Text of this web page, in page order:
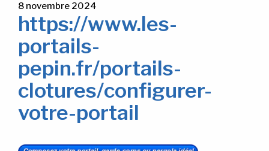
8 novembre 2024
https://www.les-
portails-
pepin.fr/portails-
clotures/configurer-
votre-portail